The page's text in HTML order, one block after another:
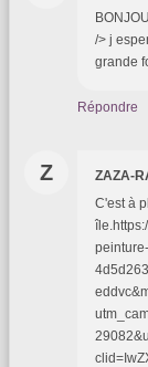
/> j
grande
Répondre
Z ZAZA-
C'est à